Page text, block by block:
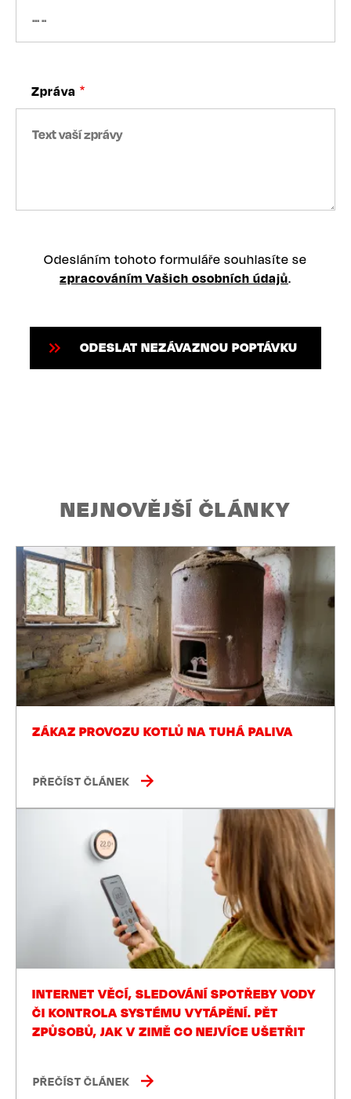
Zpráva
Odesláním tohoto formuláře souhlasíte se
zpracováním Vašich osobních údajů.
NEJNOVĚJŠÍ ČLÁNKY
ZÁKAZ PROVOZU KOTLŮ NA TUHÁ PALIVA
PŘEČÍST ČLÁNEK
INTERNET VĚCÍ, SLEDOVÁNÍ SPOTŘEBY VODY
ČI KONTROLA SYSTÉMU VYTÁPĚNÍ. PĚT
ZPŮSOBŮ, JAK V ZIMĚ CO NEJVÍCE UŠETŘIT
PŘEČÍST ČLÁNEK